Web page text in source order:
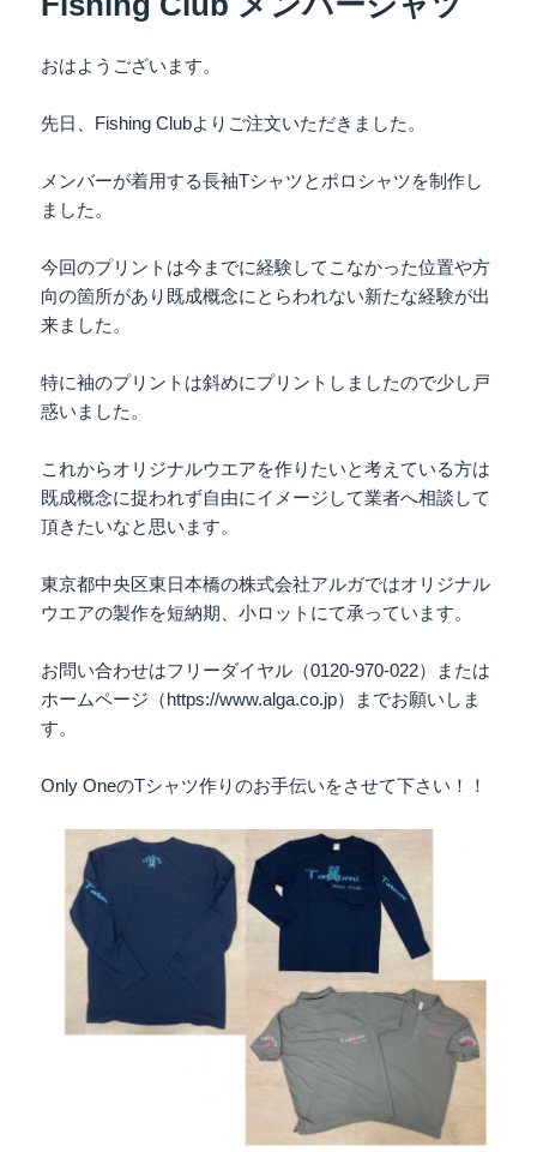
おはようございます。
先日、Fishing Clubよりご注文いただきました。
メンバーが着用する長袖Tシャツとポロシャツを制作し
ました。
今回のプリントは今までに経験してこなかった位置や方
向の箇所があり既成概念にとらわれない新たな経験が出
来ました。
特に袖のプリントは斜めにプリントしましたので少し戸
惑いました。
これからオリジナルウエアを作りたいと考えている方は
既成概念に捉われず自由にイメージして業者へ相談して
頂きたいなと思います。
東京都中央区東日本橋の株式会社アルガではオリジナル
ウエアの製作を短納期、小ロットにて承っています。
お問い合わせはフリーダイヤル（0120-970-022）または
ホームページ（https://www.alga.co.jp）までお願いしま
す。
Only OneのTシャツ作りのお手伝いをさせて下さい！！